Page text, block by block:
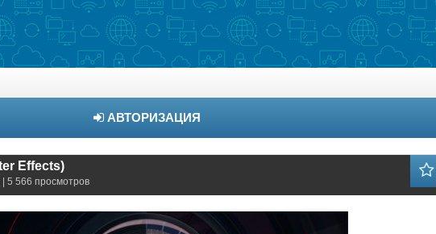
АВТОРИЗАЦИЯ
Effects)
| 5 566 просмотров